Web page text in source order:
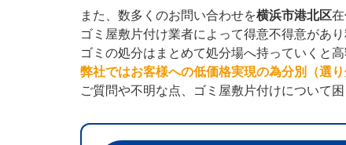
また、数多くのお問い合わせを横浜市港北区
ゴミ屋敷片付け業者によって得意不得意があり
ゴミの処分はまとめて処分場へ持っていくと高
弊社ではお客様への低価格実現の為分別（選
ご質問や不明な点、ゴミ屋敷片付けについて